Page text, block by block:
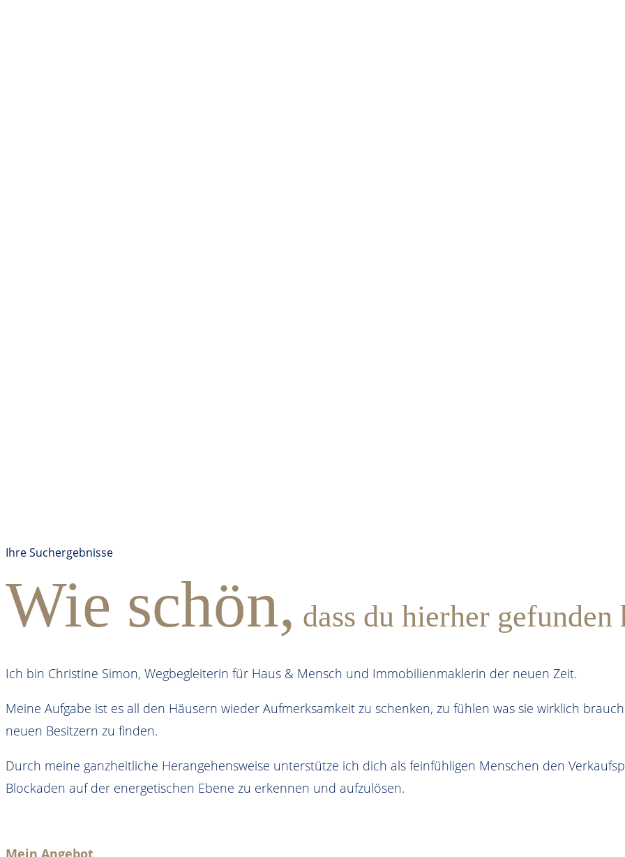
Ihre Suchergebnisse
Wie schön, dass du hierher gefunden
Ich bin Christine Simon, Wegbegleiterin für Haus & Mensch und Immobilienmaklerin der neuen Zeit.
Meine Aufgabe ist es all den Häusern wieder Aufmerksamkeit zu schenken, zu fühlen was sie wirklich
neuen Besitzern zu finden.
Durch meine ganzheitliche Herangehensweise unterstütze ich dich als feinfühligen Menschen den
Blockaden auf der energetischen Ebene zu erkennen und aufzulösen.
Mein Angebot